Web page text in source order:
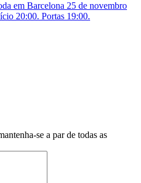
em Barcelona 25 de novembro
20:00. Portas 19:00.
se a par de todas as